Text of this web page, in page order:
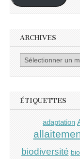
ARCHIVES
Archives
ÉTIQUETTES
adaptation
biodiversité